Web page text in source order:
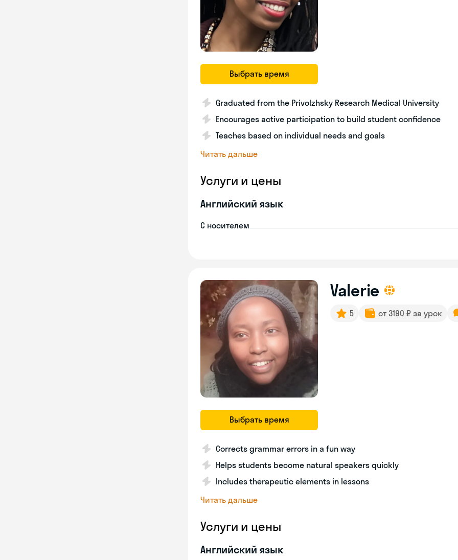
Выбрать время
Graduated from the Privolzhsky Research Medical University
Encourages active participation to build student confidence
Teaches based on individual needs and goals
Читать дальше
Услуги и цены
Английский язык
С носителем
Выбрать время
Valerie
5 от 3190 ₽ за урок
Corrects grammar errors in a fun way
Helps students become natural speakers quickly
Includes therapeutic elements in lessons
Читать дальше
Услуги и цены
Английский язык